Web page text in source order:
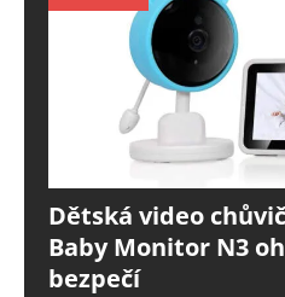
Dětská video
Baby Monitor N3
bezpečí